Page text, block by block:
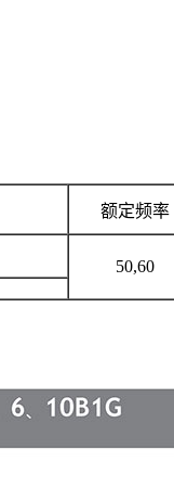
额定频率
50,60